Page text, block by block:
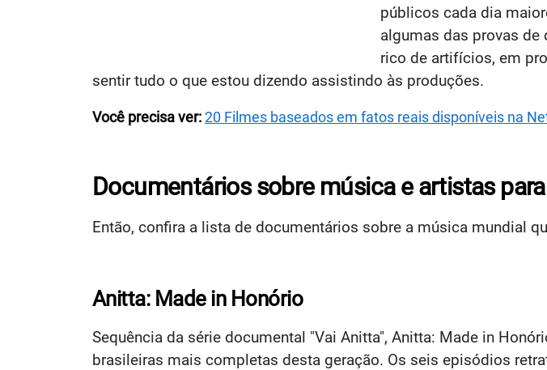
públicos cada dia
algumas das provas de
rico de artifícios, em
sentir tudo o que estou dizendo assistindo às produções.
Você precisa ver:20 Filmes baseados em fatos reais disponíveis na
Documentários sobre música e artistas
Então, confira a lista de documentários sobre a música mundial
Anitta: Made in Honório
Sequência da série documental "Vai Anitta", Anitta: Made in
brasileiras mais completas desta geração. Os seis episódios